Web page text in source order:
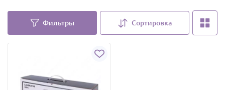
Фильтры Сортировка